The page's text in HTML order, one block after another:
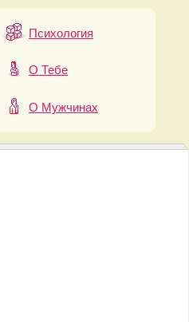
Психология
О Тебе
О Мужчинах